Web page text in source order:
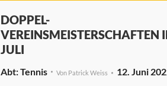
DOPPEL-
VEREINSMEISTERSCHAFTEN
JULI
Tennis Von Patrick Weiss 12. Juni